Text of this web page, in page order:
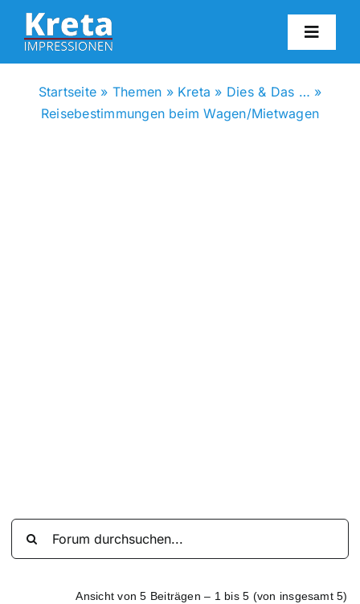
Zum
Inhalt
springen
Startseite » Themen » Kreta » Dies & Das … »
Reisebestimmungen beim Wagen/Mietwagen
Ansicht von 5 Beiträgen – 1 bis 5 (von insgesamt 5)